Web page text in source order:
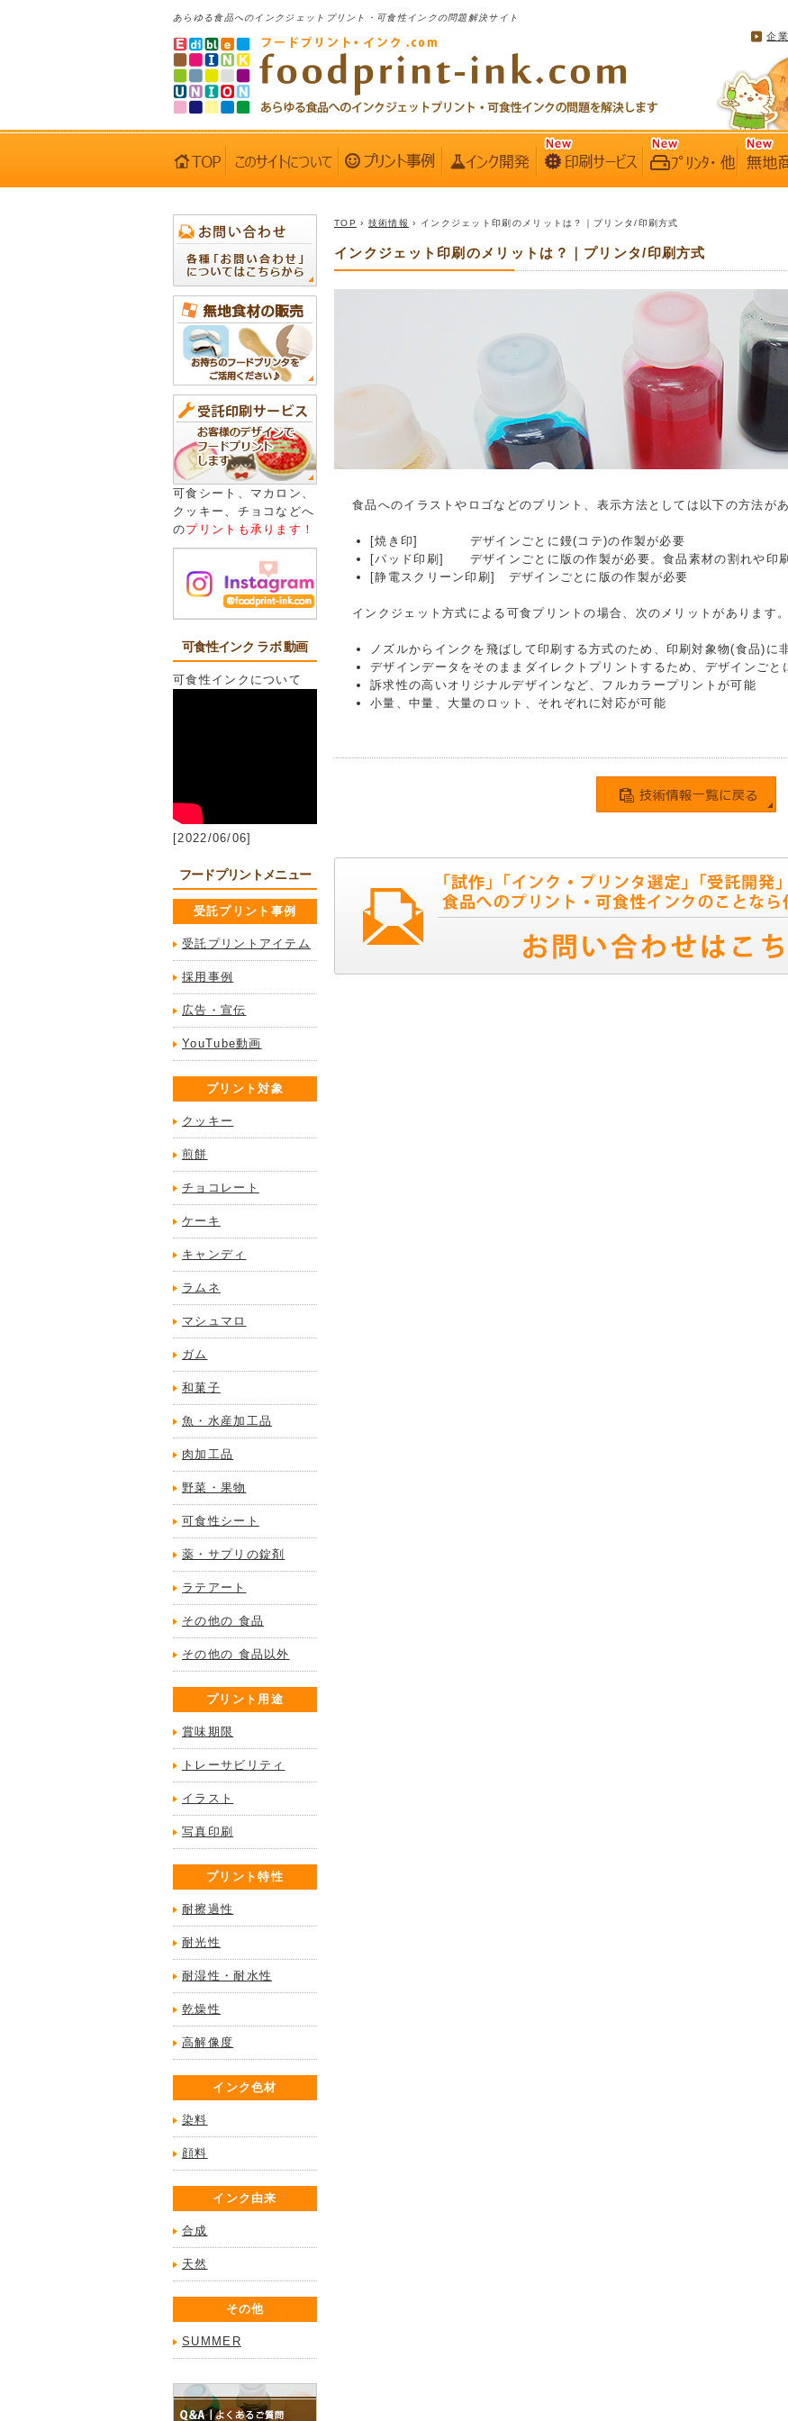
あらゆる食品へのインクジェットプリント・可食性インクの問題解決サイト
企
可食シート、マカロン、
クッキー、チョコなどへ
のプリントも承ります！
可食性インク ラボ 動画
可食性インクについて
[2022/06/06]
フードプリントメニュー
受託プリント事例
受託プリントアイテム
採用事例
広告・宣伝
YouTube動画
プリント対象
クッキー
煎餅
チョコレート
ケーキ
キャンディ
ラムネ
マシュマロ
ガム
和菓子
魚・水産加工品
肉加工品
野菜・果物
可食性シート
薬・サプリの錠剤
ラテアート
その他の 食品
その他の 食品以外
プリント用途
賞味期限
トレーサビリティ
イラスト
写真印刷
プリント特性
耐擦過性
耐光性
耐湿性・耐水性
乾燥性
高解像度
インク色材
染料
顔料
インク由来
合成
天然
その他
SUMMER
TOP › 技術情報 › インクジェット印刷のメリットは？｜プリンタ/印刷方式
インクジェット印刷のメリットは？｜プリンタ/印刷方式
食品へのイラストやロゴなどのプリント、表示方法としては以下の方法があ
[焼き印] デザインごとに鏝(コテ)の作製が必要
[パッド印刷] デザインごとに版の作製が必要。食品素材の割れや印
[静電スクリーン印刷] デザインごとに版の作製が必要
インクジェット方式による可食プリントの場合、次のメリットがあります。
ノズルからインクを飛ばして印刷する方式のため、印刷対象物(食品)に
デザインデータをそのままダイレクトプリントするため、デザインごと
訴求性の高いオリジナルデザインなど、フルカラープリントが可能
小量、中量、大量のロット、それぞれに対応が可能